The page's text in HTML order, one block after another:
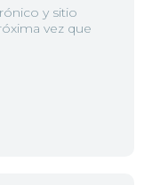
y sitio
vez que